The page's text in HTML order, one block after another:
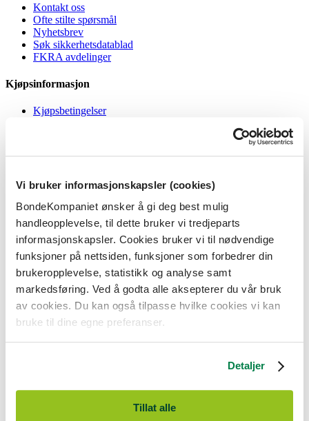
Vi bruker informasjonskapsler (cookies)
BondeKompaniet ønsker å gi deg best mulig
handleopplevelse, til dette bruker vi tredjeparts
informasjonskapsler. Cookies bruker vi til nødvendige
funksjoner på nettsiden, funksjoner som forbedrer din
brukeropplevelse, statistikk og analyse samt
markedsføring. Ved å godta alle aksepterer du vår bruk
av cookies. Du kan også tilpasse hvilke cookies vi kan
bruke til dine egne preferanser.
Detaljer
Tillat alle
Kontakt oss
Ofte stilte spørsmål
Nyhetsbrev
Søk sikkerhetsdatablad
FKRA avdelinger
Kjøpsinformasjon
Kjøpsbetingelser
Informasjonskapsler
BondeKompaniet
Våre butikker
Presse
Ledige stillinger
Bonde og bedriftskunde
BondeKompaniet erFelleskjøpet Rogaland Agdersitt butikkonsept
BondeKompaniet har det du trenger av praktisk utstyr, reparasjon og
gode råd innenfor hus og hage, fritid, kjæledyr og landbruk.